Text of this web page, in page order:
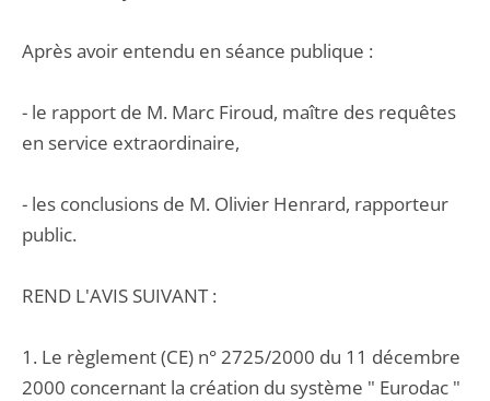
Après avoir entendu en séance publique :
- le rapport de M. Marc Firoud, maître des requêtes
en service extraordinaire,
- les conclusions de M. Olivier Henrard, rapporteur
public.
REND L'AVIS SUIVANT :
1. Le règlement (CE) n° 2725/2000 du 11 décembre
2000 concernant la création du système " Eurodac "